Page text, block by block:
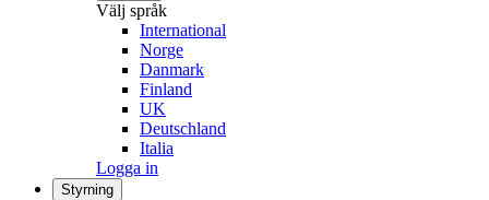
Välj språk
International
Norge
Danmark
Finland
UK
Deutschland
Italia
Logga in
Styrning